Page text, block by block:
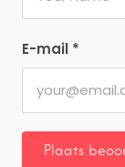
E-mail *